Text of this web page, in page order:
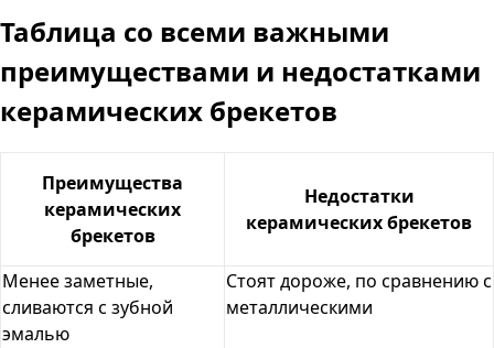
Таблица со всеми важными
преимуществами и недостатками
керамических брекетов
Преимущества
керамических
брекетов
Недостатки
керамических брекетов
Менее заметные,
сливаются с зубной
эмалью
Стоят дороже, по сравнению с
металлическими